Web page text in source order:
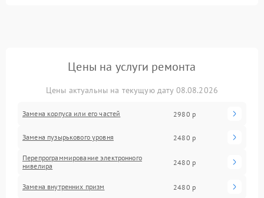
Цены на услуги ремонта
Цены актуальны на текущую дату 08.08.2026
Замена корпуса или его частей 2980 р
Замена пузырькового уровня 2480 р
Перепрограммирование электронного
нивелира
2480 р
Замена внутренних призм 2480 р